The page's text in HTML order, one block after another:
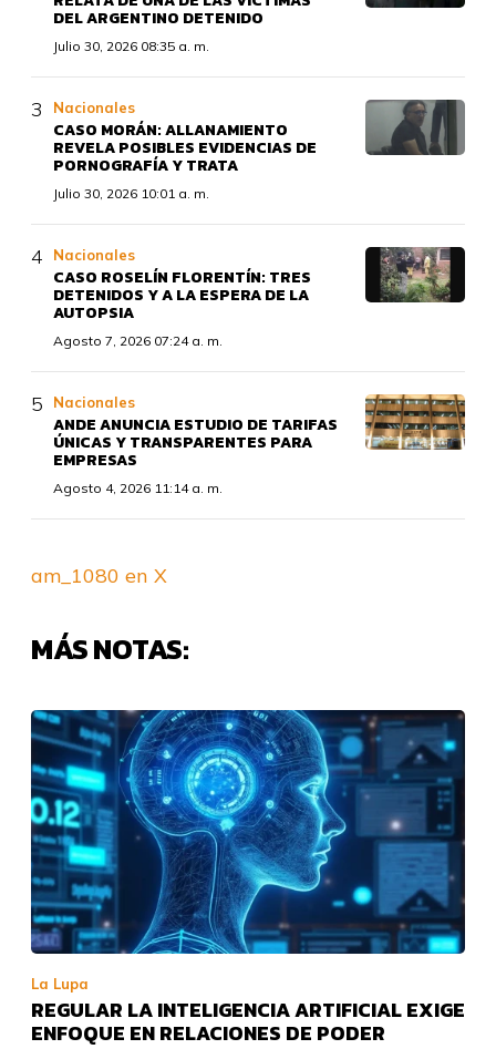
DEL ARGENTINO DETENIDO
Julio 30, 2026 08:35 a. m.
Nacionales
CASO MORÁN: ALLANAMIENTO
REVELA POSIBLES EVIDENCIAS DE
PORNOGRAFÍA Y TRATA
Julio 30, 2026 10:01 a. m.
Nacionales
CASO ROSELÍN FLORENTÍN: TRES
DETENIDOS Y A LA ESPERA DE LA
AUTOPSIA
Agosto 7, 2026 07:24 a. m.
Nacionales
ANDE ANUNCIA ESTUDIO DE TARIFAS
ÚNICAS Y TRANSPARENTES PARA
EMPRESAS
Agosto 4, 2026 11:14 a. m.
am_1080 en X
MÁS NOTAS:
La Lupa
REGULAR LA INTELIGENCIA ARTIFICIAL EXIGE
ENFOQUE EN RELACIONES DE PODER